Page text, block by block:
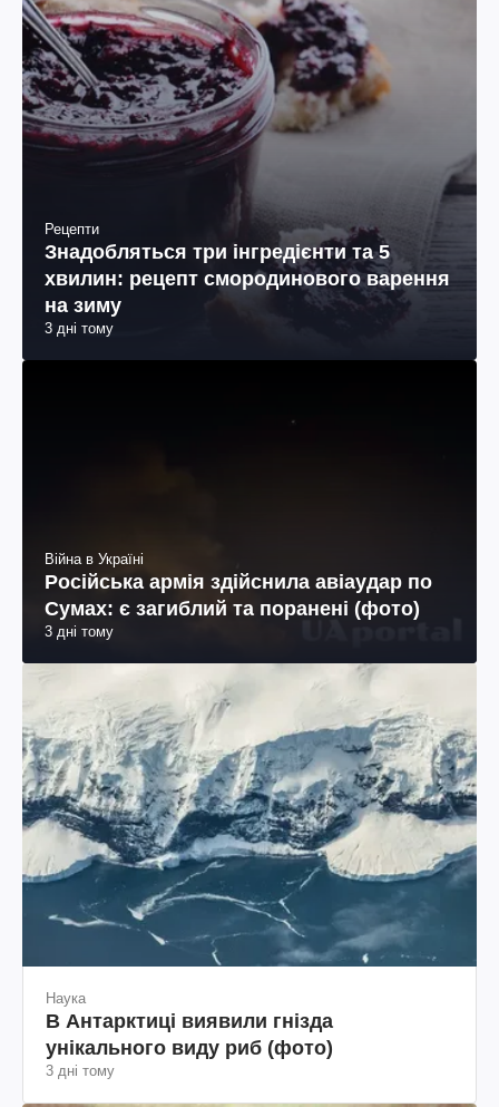
Рецепти
Знадобляться три інгредієнти та 5
хвилин: рецепт смородинового варення
на зиму
3 дні тому
Війна в Україні
Російська армія здійснила авіаудар по
Сумах: є загиблий та поранені (фото)
3 дні тому
Наука
В Антарктиці виявили гнізда
унікального виду риб (фото)
3 дні тому